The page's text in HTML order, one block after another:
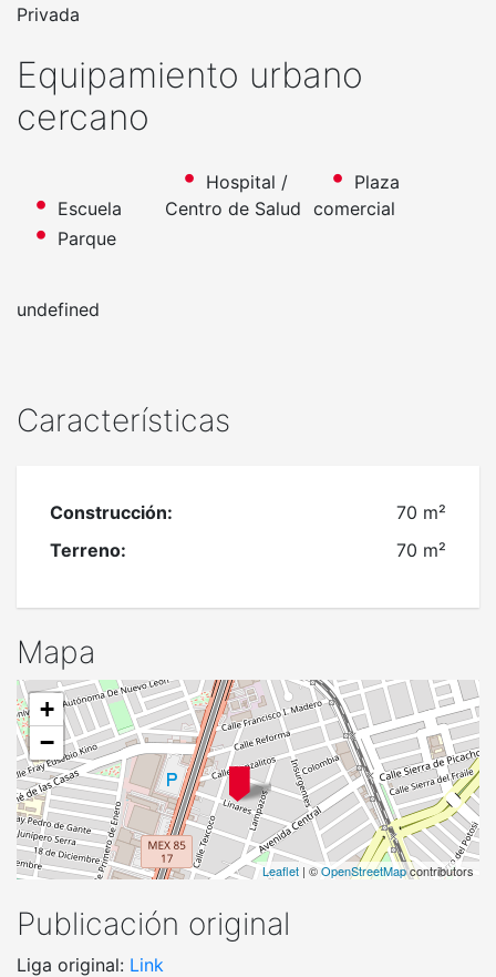
Características
Construcción:
70 m²
Terreno:
70 m²
Mapa
+
−
Leaflet | ©OpenStreetMapcontributors
Publicación original
Liga original: Link
Privada
Equipamiento urbano
cercano
Escuela
Hospital /
Centro de Salud
Plaza
comercial
Parque
undefined